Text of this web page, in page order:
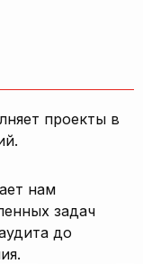
проекты в
нам
задач
до